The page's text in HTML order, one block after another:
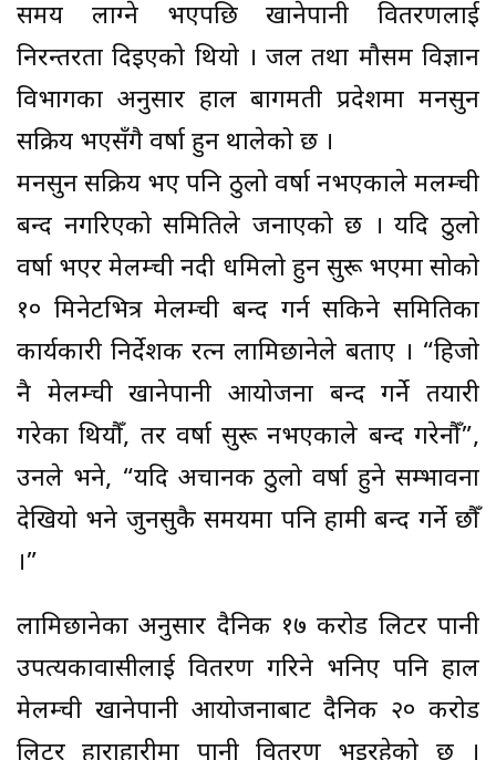
समय लाग्ने भएपछि खानेपानी वितरणलाई
निरन्तरता दिइएको थियो । जल तथा मौसम विज्ञान
विभागका अनुसार हाल बागमती प्रदेशमा मनसुन
सक्रिय भएसँगै वर्षा हुन थालेको छ ।
मनसुन सक्रिय भए पनि ठुलो वर्षा नभएकाले मलम्ची
बन्द नगरिएको समितिले जनाएको छ । यदि ठुलो
वर्षा भएर मेलम्ची नदी धमिलो हुन सुरू भएमा सोको
१० मिनेटभित्र मेलम्ची बन्द गर्न सकिने समितिका
कार्यकारी निर्देशक रत्न लामिछानेले बताए । “हिजो
नै मेलम्ची खानेपानी आयोजना बन्द गर्ने तयारी
गरेका थियौँ, तर वर्षा सुरू नभएकाले बन्द गरेनौँ”,
उनले भने, “यदि अचानक ठुलो वर्षा हुने सम्भावना
देखियो भने जुनसुकै समयमा पनि हामी बन्द गर्ने छौँ
।”
लामिछानेका अनुसार दैनिक १७ करोड लिटर पानी
उपत्यकावासीलाई वितरण गरिने भनिए पनि हाल
मेलम्ची खानेपानी आयोजनाबाट दैनिक २० करोड